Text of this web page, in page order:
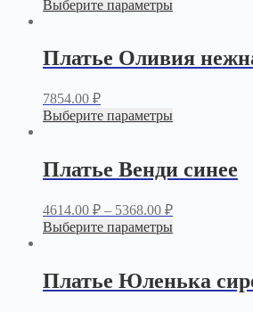
Выберите параметры
Платье Оливия
7854.00 ₽
Выберите параметры
Платье Венди синее
4614.00 ₽ – 5368.00 ₽
Выберите параметры
Платье Юленька